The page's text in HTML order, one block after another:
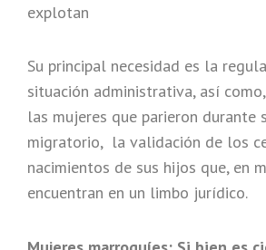
explotan
Su principal necesidad es la
situación administrativa, así
las mujeres que parieron durante
migratorio, la validación de los
nacimientos de sus hijos que, en
encuentran en un limbo jurídico.